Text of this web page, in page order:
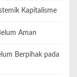
Kapitalisme
Aman
Berpihak pada